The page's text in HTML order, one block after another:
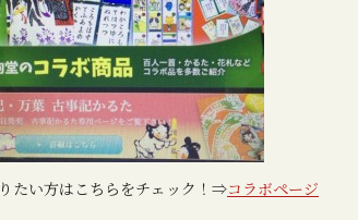
たい方はこちらをチェック！⇒コラボページ